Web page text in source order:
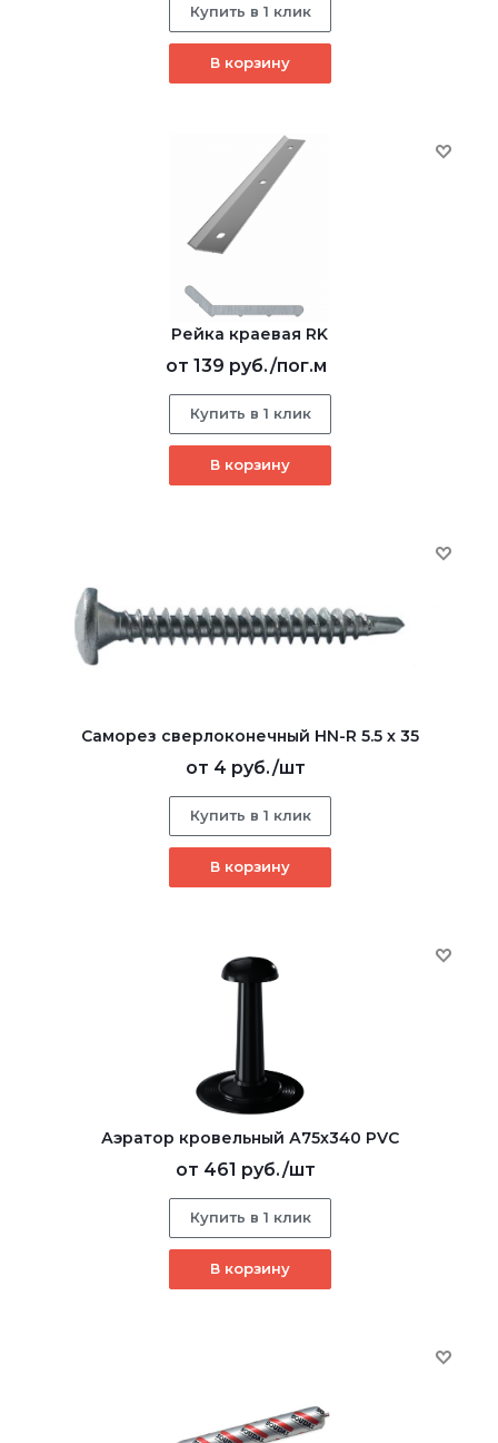
Купить в 1 клик
В корзину
Рейка краевая RK
от 139 руб./пог.м
Купить в 1 клик
В корзину
Саморез сверлоконечный HN-R 5.5 х 35
от 4 руб./шт
Купить в 1 клик
В корзину
Аэратор кровельный А75х340 PVC
от 461 руб./шт
Купить в 1 клик
В корзину